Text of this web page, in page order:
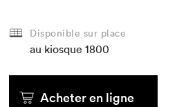
Disponible sur place
au kiosque 1800
Acheter en ligne